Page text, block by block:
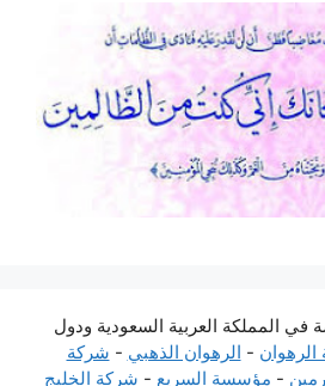
في المملكة العربية السعودية ودول
- الرهوان الذهبي - شركة
- مؤسسة السريع - شركة الخليج